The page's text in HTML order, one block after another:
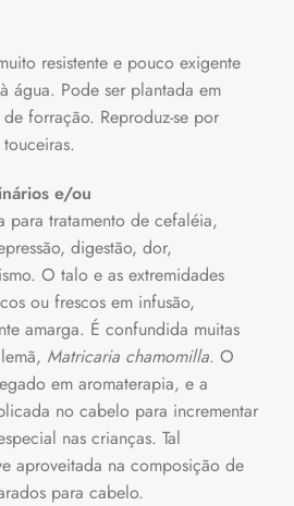
resistente e pouco exigente
água. Pode ser plantada em
forração. Reproduz-se por
e/ou
para tratamento de cefaléia,
digestão, dor,
O talo e as extremidades
ou frescos em infusão,
amarga. É confundida muitas
Matricaria chamomilla. O
em aromaterapia, e a
no cabelo para incrementar
nas crianças. Tal
aproveitada na composição de
para cabelo.